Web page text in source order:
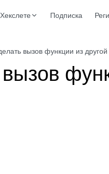
Подписка
вызов функции из
вызов